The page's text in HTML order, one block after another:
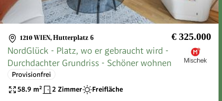
1210 WIEN, Hutterplatz 6 € 325.000
NordGlück - Platz, wo er gebraucht wird -
Durchdachter Grundriss - Schöner wohnen
Provisionfrei
58.9 m² 2 Zimmer Freifläche